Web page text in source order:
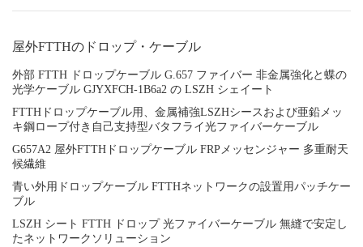
屋外FTTHのドロップ・ケーブル
外部 FTTH ドロップケーブル G.657 ファイバー 非金属強化と蝶の
光学ケーブル GJYXFCH-1B6a2 の LSZH シェイート
FTTHドロップケーブル用、金属補強LSZHシースおよび亜鉛メッ
キ鋼ロープ付き自己支持型バタフライ光ファイバーケーブル
G657A2 屋外FTTHドロップケーブル FRPメッセンジャー 多重耐天
候繊維
青い外用ドロップケーブル FTTHネットワークの設置用パッチケー
ブル
LSZH シート FTTH ドロップ 光ファイバーケーブル 無縫で安定し
たネットワークソリューション